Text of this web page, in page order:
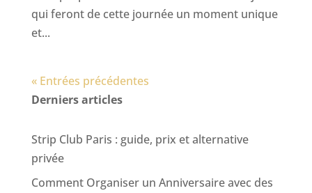
qui feront de cette journée un moment unique
et...
« Entrées précédentes
Derniers articles
Strip Club Paris : guide, prix et alternative
privée
Comment Organiser un Anniversaire avec des